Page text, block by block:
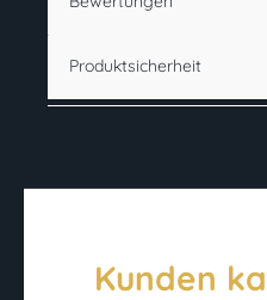
Produktsicherheit
Kunden